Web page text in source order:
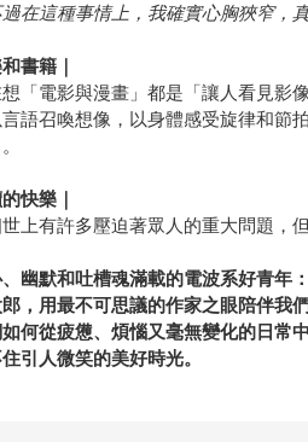
在這種事情上，我確實心胸狹窄，
書籍｜
「電影與漫畫」都是「讓人看見影
語召喚想像，以身體感受旋律和節
快樂｜
上有許多壓迫著眾人的重大問題，
幽默和吐槽魂滿載的電波系好青年：
，用最不可思議的作家之眼陪伴我們
何從疲憊、煩惱又毫無變化的日常中
引人微笑的美好時光。